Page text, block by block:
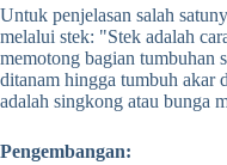
Untuk penjelasan salah
melalui stek: "Stek adalah
memotong bagian tumbuhan
ditanam hingga tumbuh akar
adalah singkong atau bunga
Pengembangan: